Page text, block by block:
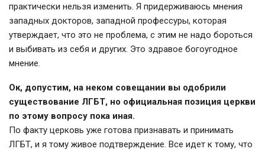
практически нельзя изменить. Я придерживаюсь мнения
западных докторов, западной профессуры, которая
утверждает, что это не проблема, с этим не надо бороться
и выбивать из себя и других. Это здравое богоугодное
мнение.
Ок, допустим, на неком совещании вы одобрили
существование ЛГБТ, но официальная позиция церкви
по этому вопросу пока иная.
По факту церковь уже готова признавать и принимать
ЛГБТ, и я тому живое подтверждение. Все идет к тому, что